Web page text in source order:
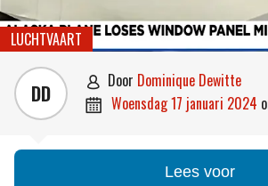
LUCHTVAART
DD  door Dominique Dewitte
 woensdag 17 januari 2024
Lees voor